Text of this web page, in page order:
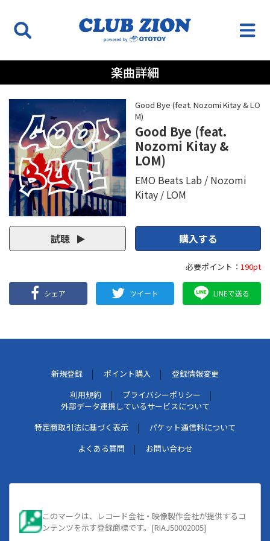
楽曲詳細
Good Bye (feat. Nozomi Kitay & LO
M)
Good Bye (feat.
Nozomi Kitay &
LOM)
EMO Beats Lab
Nozomi
Kitay
LOM
試聴 購入する
必要ポイント： 190pt
シェア ツイート LINEで送る
新規登録 ポイント購入
登録情報変更
利用規約
プライバシーポリシー
外部データ連携しているサービスについて
特定商取引法に基づく表示
パケット通信料について
よくある質問
お問い合わせ
このマークは、レコード会社・映像製作会社が提供するコ
ンテンツを示す登録商標です。[RIAJ50002005]